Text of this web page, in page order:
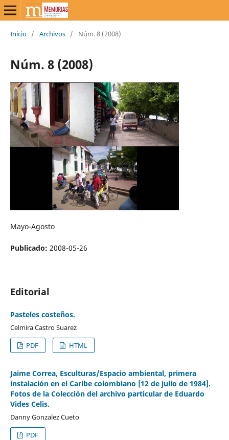
Inicio / Archivos / Núm. 8 (2008)
Núm. 8 (2008)
Mayo-Agosto
Publicado: 2008-05-26
Editorial
Pasteles costeños.
Celmira Castro Suarez
PDF
HTML
Jaime Correa, Esculturas/Espacio ambiental, primera
instalación en el Caribe colombiano [12 de julio de 1984].
Fotos de la Colección del archivo particular de Eduardo
Vides Celis.
Danny Gonzalez Cueto
PDF